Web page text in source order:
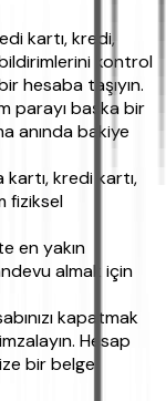
kartı, kredi,
kontrol
hesaba taşıyın.
parayı başka bir
anında bakiye
kartı, kredi kartı,
fiziksel
en yakın
almak için
kapatmak
Hesap
bir belge